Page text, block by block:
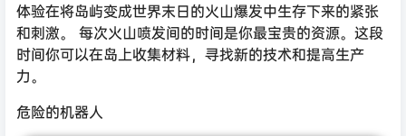
体验在将岛屿变成世界末日的火山爆发中生存下来的紧张
和刺激。 每次火山喷发间的时间是你最宝贵的资源。这段
时间你可以在岛上收集材料，寻找新的技术和提高生产
力。
危险的机器人